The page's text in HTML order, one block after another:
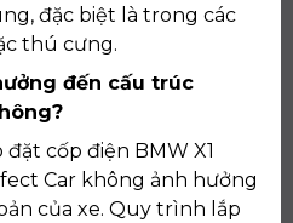
đặc biệt là trong các
thú cưng.
đến cấu trúc
đặt cốp điện BMW X1
Car không ảnh hưởng
của xe. Quy trình lắp